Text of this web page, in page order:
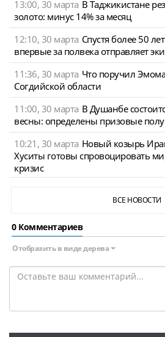
13:00, 30 марта В Таджикистане
золото: минус 14% за месяц
12:10, 30 марта Спустя более 50
впервые за полвека отправляет
11:36, 30 марта Что поручил
Согдийской области
11:00, 30 марта В Душанбе
весны: определены призовые
10:21, 30 марта Новый козырь
Хуситы готовы спровоцировать
кризис
ВСЕ НОВОСТИ
0 Комментариев
Отобразить в виде дерева